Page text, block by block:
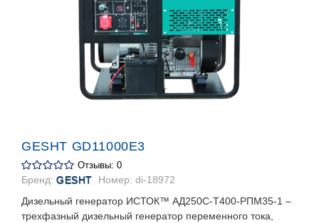
GESHT GD11000E3
Отзывы: 0
Бренд: GESHT Номер: di-18972
Дизельный генератор ИСТОК™ АД250С-Т400-РПМ35-1 –
трехфазный дизельный генератор переменного тока,